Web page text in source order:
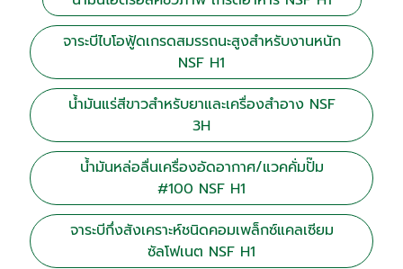
จาระบีไบโอฟู้ดเกรดสมรรถนะสูงสำหรับงานหนัก
NSF H1
น้ำมันแร่สีขาวสำหรับยาและเครื่องสำอาง NSF
3H
น้ำมันหล่อลื่นเครื่องอัดอากาศ/แวคคั่มปั๊ม
#100 NSF H1
จาระบีกึ่งสังเคราะห์ชนิดคอมเพล็กซ์แคลเซียม
ซัลโฟเนต NSF H1